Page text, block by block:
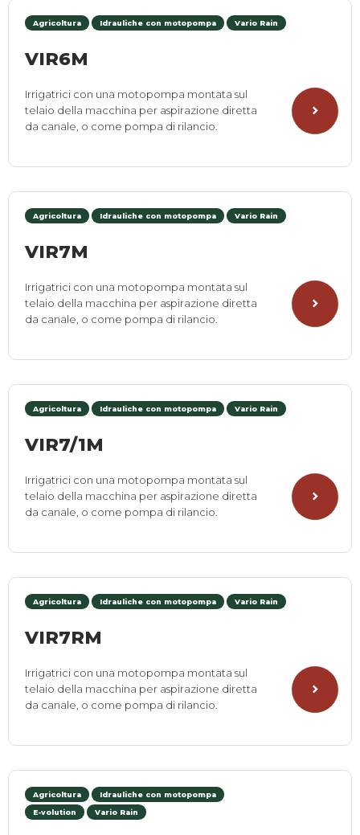
Agricoltura Idrauliche con motopompa Vario Rain
VIR6M
Irrigatrici con una motopompa montata sul
telaio della macchina per aspirazione diretta
da canale, o come pompa di rilancio.
Agricoltura Idrauliche con motopompa Vario Rain
VIR7M
Irrigatrici con una motopompa montata sul
telaio della macchina per aspirazione diretta
da canale, o come pompa di rilancio.
Agricoltura Idrauliche con motopompa Vario Rain
VIR7/1M
Irrigatrici con una motopompa montata sul
telaio della macchina per aspirazione diretta
da canale, o come pompa di rilancio.
Agricoltura Idrauliche con motopompa Vario Rain
VIR7RM
Irrigatrici con una motopompa montata sul
telaio della macchina per aspirazione diretta
da canale, o come pompa di rilancio.
Agricoltura
Idrauliche con motopompa
E-volution
Vario Rain